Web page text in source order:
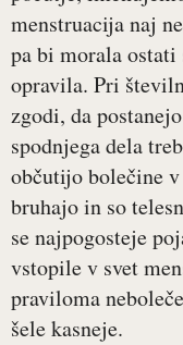
menstruacija naj
pa bi morala ostati
opravila. Pri
zgodi, da
spodnjega dela
občutijo bolečine
bruhajo in so
se najpogosteje
vstopile v svet
praviloma
šele kasneje.